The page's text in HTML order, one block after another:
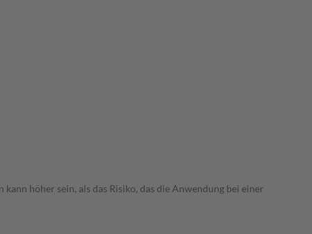
höher sein, als das Risiko, das die Anwendung bei einer